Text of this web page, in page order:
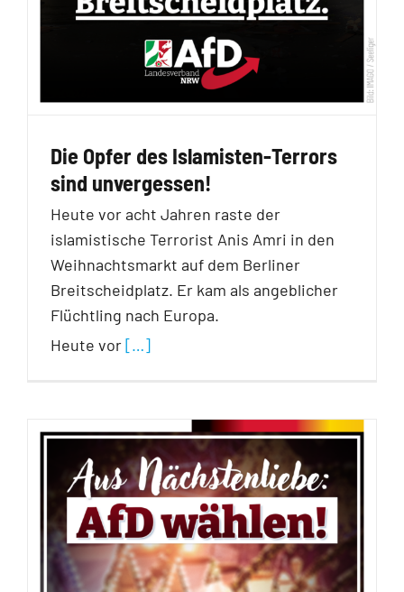
Die Opfer des Islamisten-Terrors
sind unvergessen!
Heute vor acht Jahren raste der
islamistische Terrorist Anis Amri in den
Weihnachtsmarkt auf dem Berliner
Breitscheidplatz. Er kam als angeblicher
Flüchtling nach Europa.
Heute vor[…]